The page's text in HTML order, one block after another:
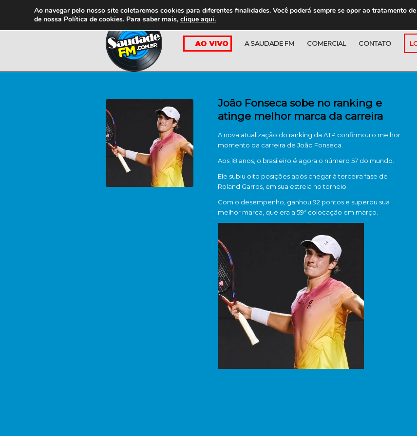
A SAUDADE FM COMERCIAL CONTATO
João Fonseca sobe no ranking e
atinge melhor marca da carreira
A nova atualização do ranking da ATP confirmou o melhor
momento da carreira de João Fonseca.
Aos 18 anos, o brasileiro é agora o número 57 do mundo.
Ele subiu oito posições após chegar à terceira fase de
Roland Garros, em sua estreia no torneio.
Com o desempenho, ganhou 92 pontos e superou sua
melhor marca, que era a 59ª colocação em março.
Ao navegar pelo nosso site coletaremos cookies para diferentes finalidades. Você poderá sempre se opor ao tratamento
de nossa Política de cookies. Para saber mais, clique aqui.